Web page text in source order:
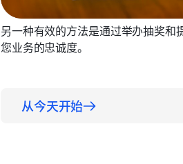
另一种有效的方法是通过举办抽奖
您业务的忠诚度。
从今天开始